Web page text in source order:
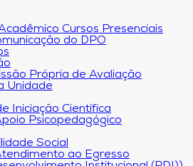
Cursos Presenciais
do DPO
Própria de Avaliação
Unidade
Iniciação Científica
Psicopedagógico
Social
ao Egresso